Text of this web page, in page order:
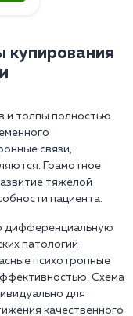
купирования
и толпы полностью
связи,
Грамотное
тяжелой
пациента.
дифференциальную
патологий
психотропные
Схема
для
качественного